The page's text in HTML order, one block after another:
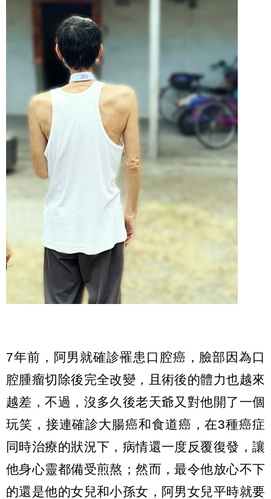
7年前，阿男就確診罹患口腔癌，臉部因為口
腔腫瘤切除後完全改變，且術後的體力也越來
越差，不過，沒多久後老天爺又對他開了一個
玩笑，接連確診大腸癌和食道癌，在3種癌症
同時治療的狀況下，病情還一度反覆復發，讓
他身心靈都備受煎熬；然而，最令他放心不下
的還是他的女兒和小孫女，阿男女兒平時就要